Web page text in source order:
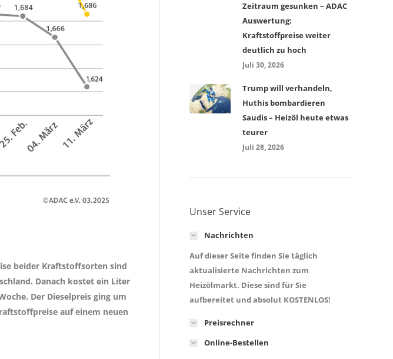
beider Kraftstoffsorten sind
Danach kostet ein Liter
Der Dieselpreis ging um
auf einem neuen
Zeitraum gesunken – ADAC
Auswertung:
Kraftstoffpreise weiter
deutlich zu hoch
Juli 30, 2026
Trump will verhandeln,
Huthis bombardieren
Saudis – Heizöl heute etwas
teurer
Juli 28, 2026
Unser Service
Nachrichten
Auf dieser Seite finden Sie täglich
aktualisierte Nachrichten zum
Heizölmarkt. Diese sind für Sie
aufbereitet und absolut KOSTENLOS!
Preisrechner
Online-Bestellen